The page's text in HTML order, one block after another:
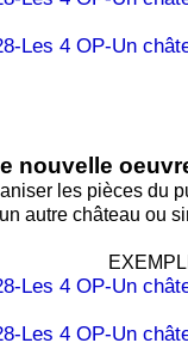
nouvelle
les pièces du
autre château ou